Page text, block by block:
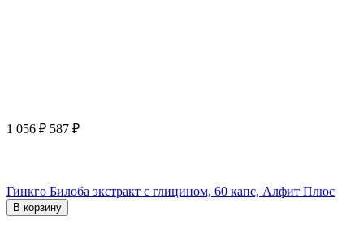
1 056 ₽ 587 ₽
Гинкго Билоба экстракт с глицином, 60 капс, Алфит Плюс
В корзину